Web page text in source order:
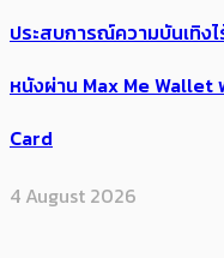
ประสบการณ์ความบันเทิง
หนังผ่าน Max Me
Card
4 August 2026